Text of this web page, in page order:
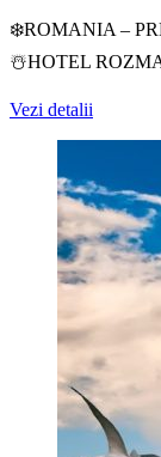
❄️ROMANIA –
☃️HOTEL
Vezi detalii